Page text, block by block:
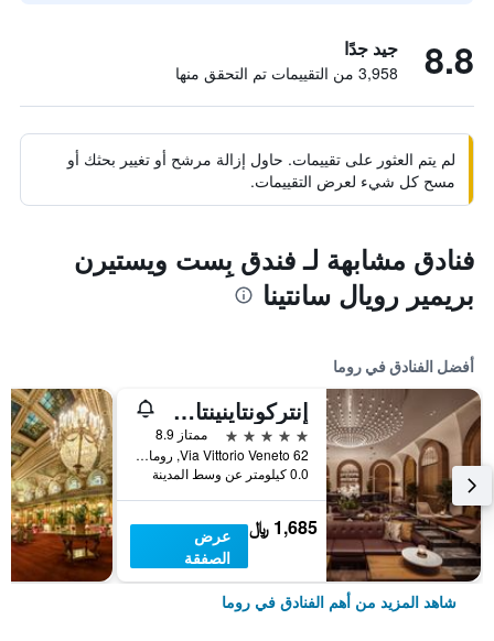
8.8 جيد جدًا
3,958 من التقييمات تم التحقق منها
لم يتم العثور على تقييمات. حاول إزالة مرشح أو تغيير بحثك أو
مسح كل شيء لعرض التقييمات.
فنادق مشابهة لـ فندق بِست ويستيرن
بريمير رويال سانتينا
أفضل الفنادق في روما
إنتركونتاينينتال روم أمباسشياتوري بالاس باي آيتش جي
5 نجوم
ممتاز 8.9
Via Vittorio Veneto 62, روما, إيطاليا
0.0 كيلومتر عن وسط المدينة
1,685 ﷼
عرض
الصفقة
شاهد المزيد من أهم الفنادق في روما